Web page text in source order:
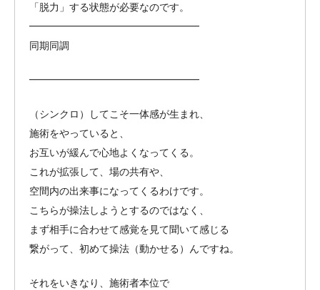
「脱力」する状態が必要なのです。
━━━━━━━━━━━━━━━━━
同期同調
━━━━━━━━━━━━━━━━━
（シンクロ）してこそ一体感が生まれ、
施術をやっていると、
お互いが緩んで心地よくなってくる。
これが拡張して、場の共有や、
空間内の出来事になってくるわけです。
こちらが操法しようとするのではなく、
まず相手に合わせて感覚を見て聞いて感じる
繋がって、初めて操法（動かせる）んですね。
それをいきなり、施術者本位で